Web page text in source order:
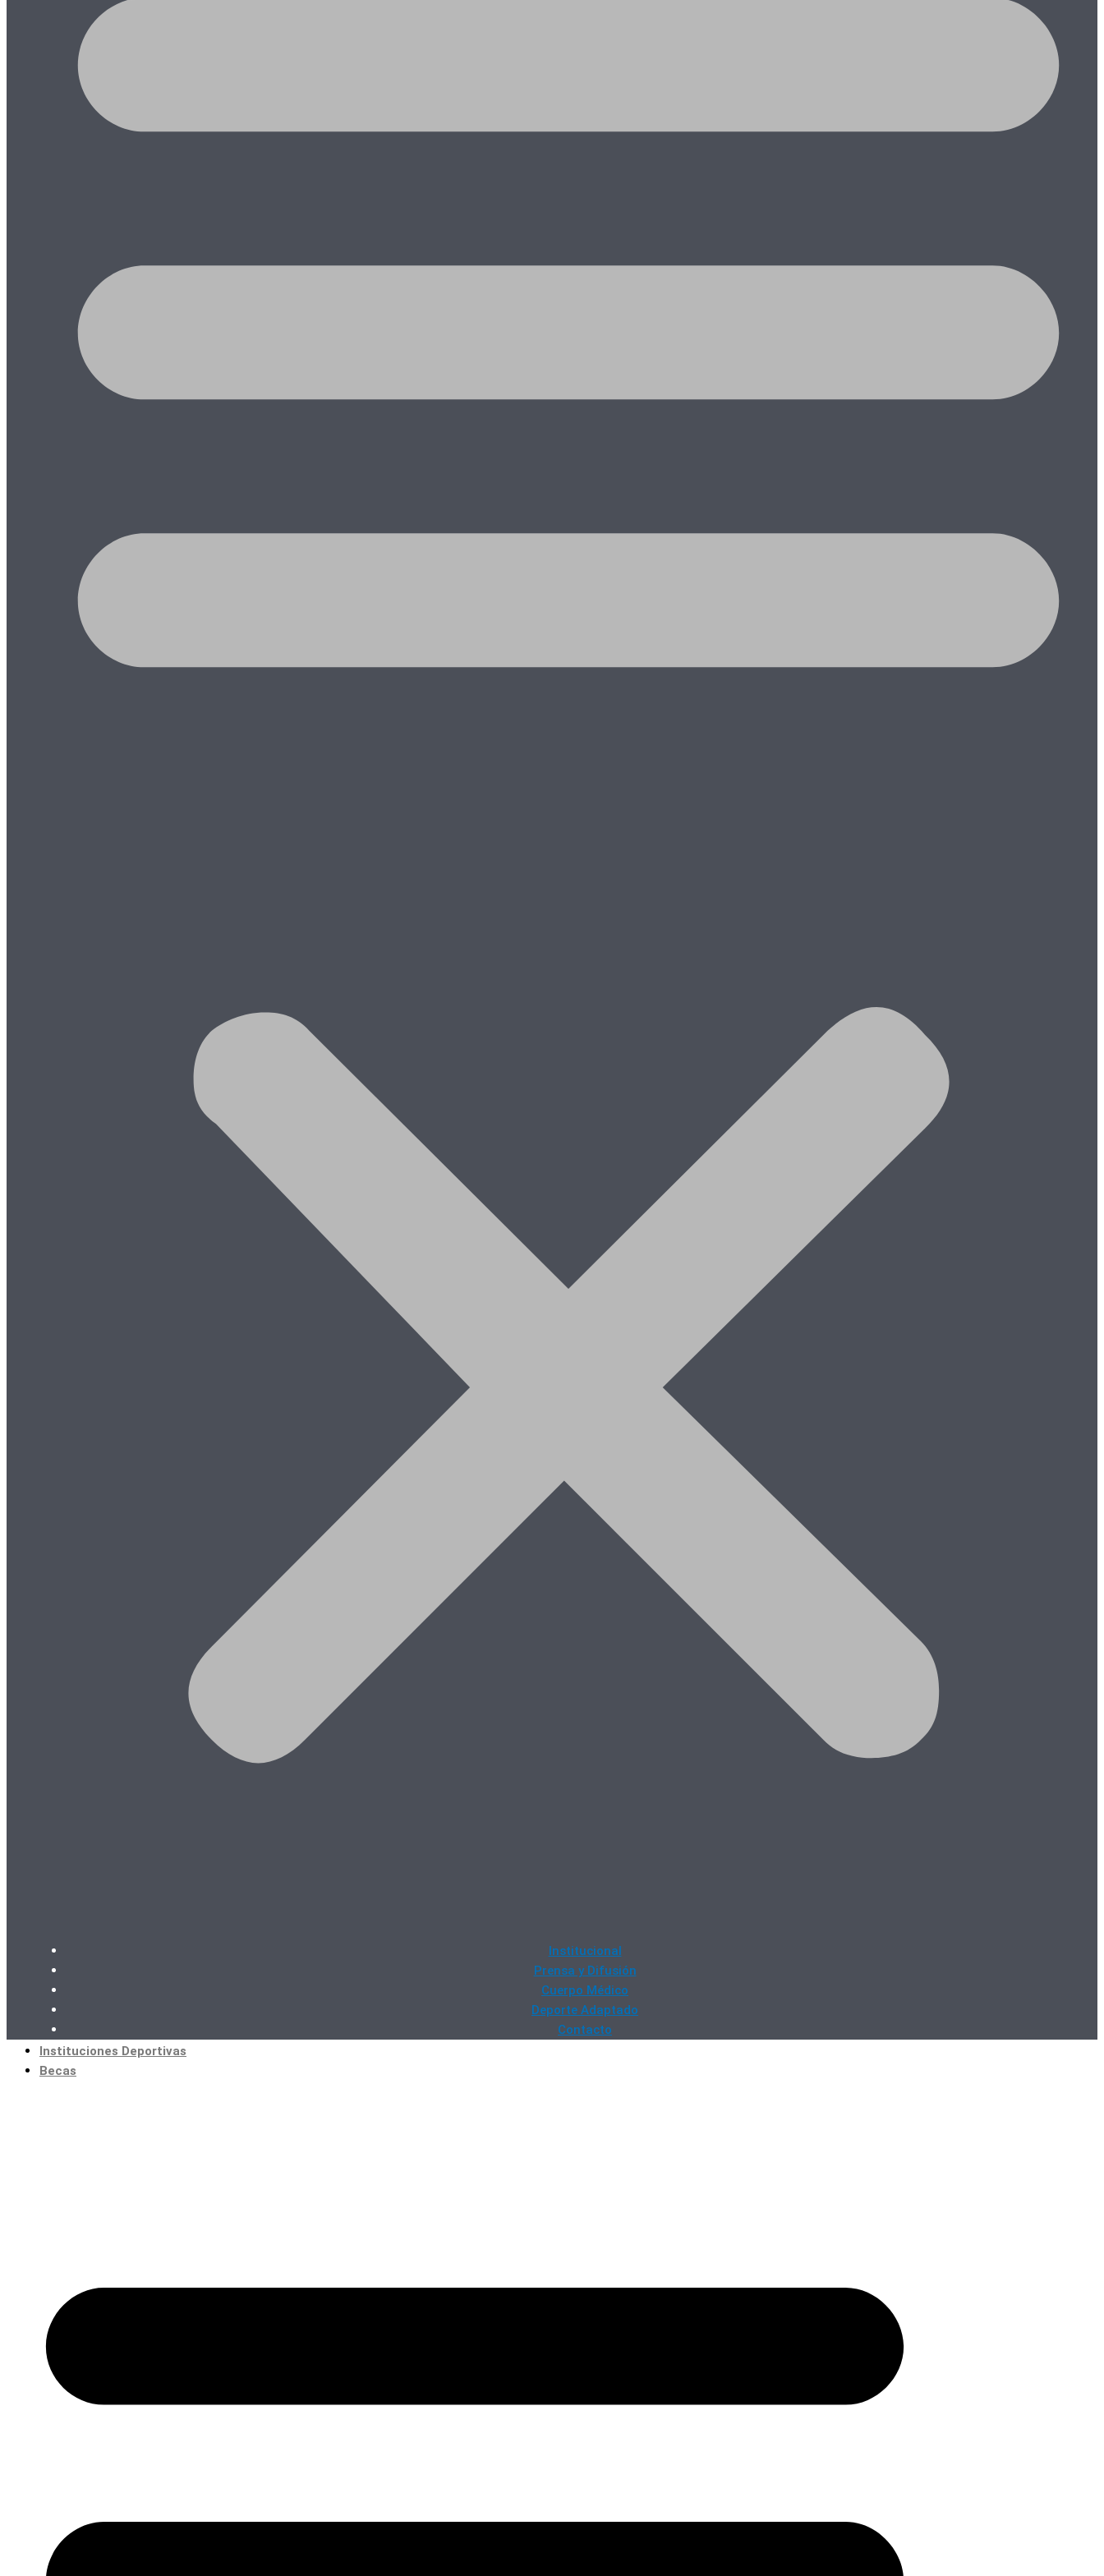
Institucional
Prensa y Difusión
Cuerpo Médico
Deporte Adaptado
Contacto
Instituciones Deportivas
Becas